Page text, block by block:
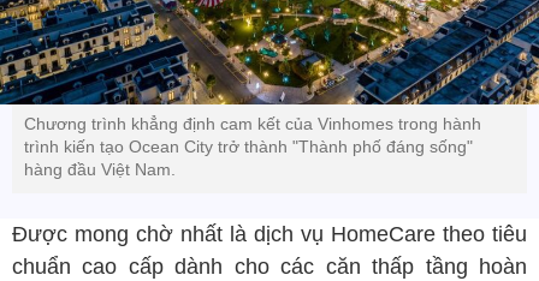
Chương trình khẳng định cam kết của Vinhomes trong hành
trình kiến tạo Ocean City trở thành "Thành phố đáng sống"
hàng đầu Việt Nam.
Được mong chờ nhất là dịch vụ HomeCare theo tiêu
chuẩn cao cấp dành cho các căn thấp tầng hoàn